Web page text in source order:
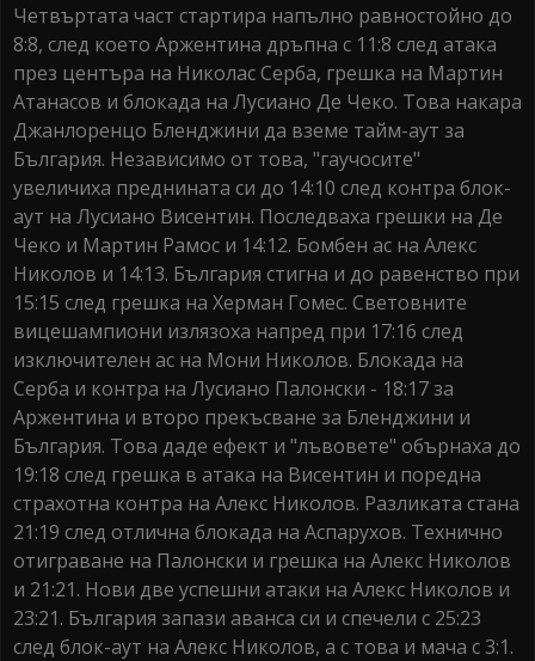
Четвъртата част стартира напълно равностойно до
8:8, след което Аржентина дръпна с 11:8 след атака
през центъра на Николас Серба, грешка на Мартин
Атанасов и блокада на Лусиано Де Чеко. Това накара
Джанлоренцо Бленджини да вземе тайм-аут за
България. Независимо от това, "гаучосите"
увеличиха преднината си до 14:10 след контра блок-
аут на Лусиано Висентин. Последваха грешки на Де
Чеко и Мартин Рамос и 14:12. Бомбен ас на Алекс
Николов и 14:13. България стигна и до равенство при
15:15 след грешка на Херман Гомес. Световните
вицешампиони излязоха напред при 17:16 след
изключителен ас на Мони Николов. Блокада на
Серба и контра на Лусиано Палонски - 18:17 за
Аржентина и второ прекъсване за Бленджини и
България. Това даде ефект и "лъвовете" обърнаха до
19:18 след грешка в атака на Висентин и поредна
страхотна контра на Алекс Николов. Разликата стана
21:19 след отлична блокада на Аспарухов. Технично
отиграване на Палонски и грешка на Алекс Николов
и 21:21. Нови две успешни атаки на Алекс Николов и
23:21. България запази аванса си и спечели с 25:23
след блок-аут на Алекс Николов, а с това и мача с 3:1.